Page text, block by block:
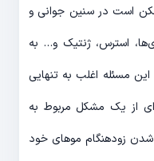
است در سنین جوانی و
استرس، ژنتیک و… به
مسئله اغلب به تنهایی
از یک مشکل مربوط به
زودهنگام موهای خود